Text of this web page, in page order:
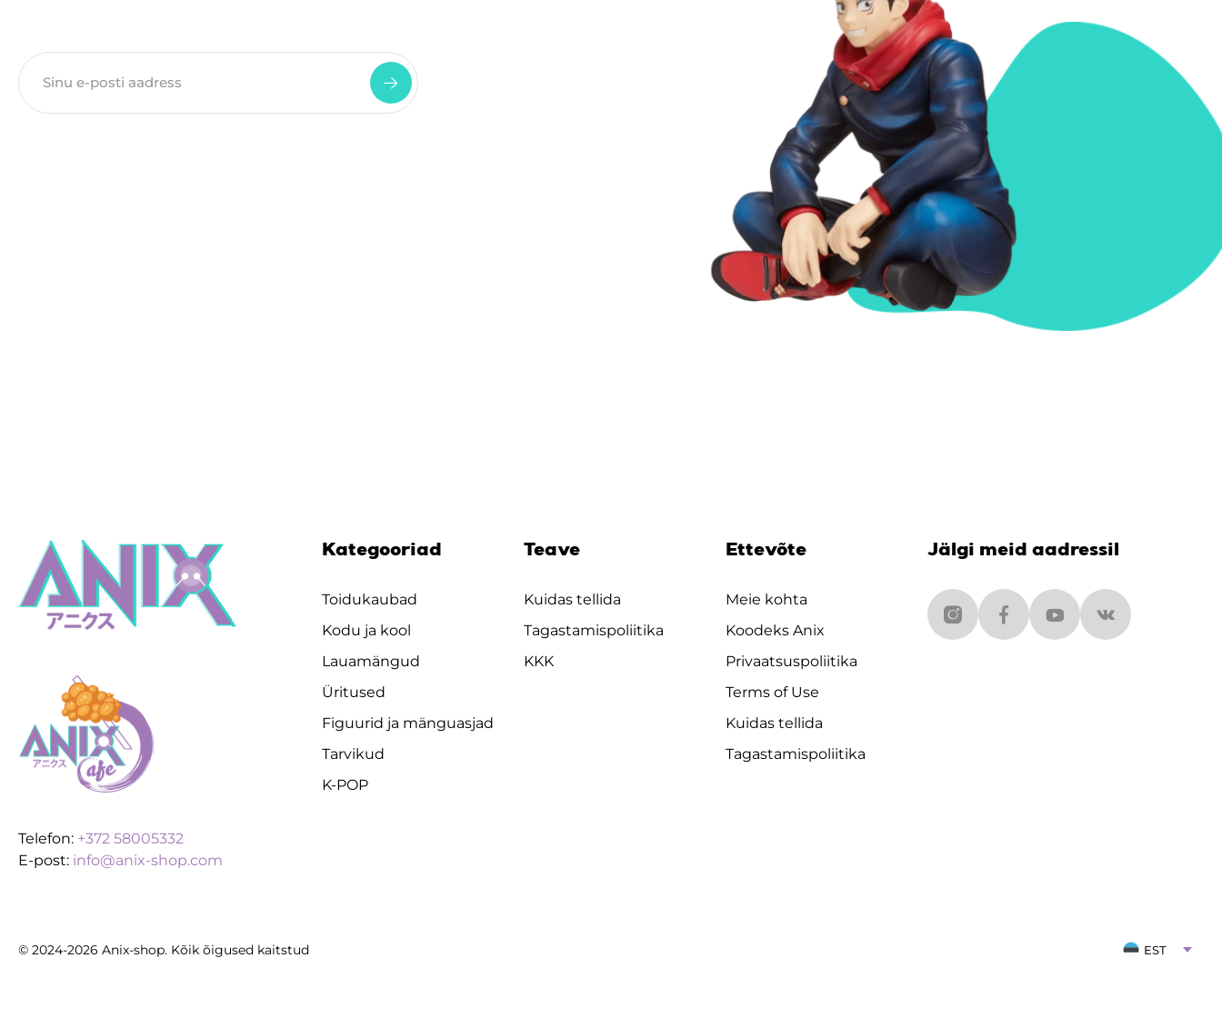
Telefon: +372 58005332
E-post: info@anix-shop.com
Kategooriad
Toidukaubad
Kodu ja kool
Lauamängud
Üritused
Figuurid ja mänguasjad
Tarvikud
K-POP
Teave
Kuidas tellida
Tagastamispoliitika
KKK
Ettevõte
Meie kohta
Koodeks Anix
Privaatsuspoliitika
Terms of Use
Kuidas tellida
Tagastamispoliitika
Jälgi meid aadressil
© 2024-2026 Anix-shop. Kõik õigused kaitstud EST